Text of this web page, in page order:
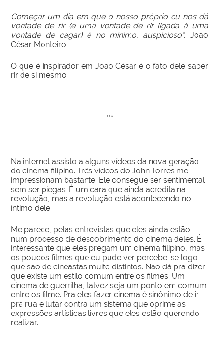
Começar um dia em que o nosso próprio cu nos dá
vontade de rir (e uma vontade de rir ligada à uma
vontade de cagar) é no mínimo, auspicioso”. João
César Monteiro
O que é inspirador em João César é o fato dele saber
rir de si mesmo.
***
Na internet assisto a alguns vídeos da nova geração
do cinema filipino. Três vídeos do John Torres me
impressionam bastante. Ele consegue ser sentimental
sem ser piegas. É um cara que ainda acredita na
revolução, mas a revolução está acontecendo no
íntimo dele.
Me parece, pelas entrevistas que eles ainda estão
num processo de descobrimento do cinema deles. É
interessante que eles pregam um cinema filipino, mas
os poucos filmes que eu pude ver percebe-se logo
que são de cineastas muito distintos. Não dá pra dizer
que existe um estilo comum entre os filmes. Um
cinema de guerrilha, talvez seja um ponto em comum
entre os filme. Pra eles fazer cinema é sinônimo de ir
pra rua e lutar contra um sistema que oprime as
expressões artísticas livres que eles estão querendo
realizar.